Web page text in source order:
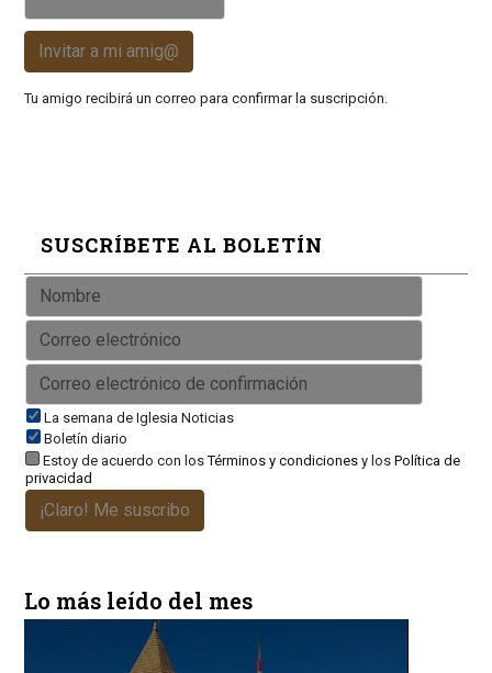
Invitar a mi amig@
Tu amigo recibirá un correo para confirmar la suscripción.
SUSCRÍBETE AL BOLETÍN
La semana de Iglesia Noticias
Boletín diario
Estoy de acuerdo con losTérminos y condicionesy los Política de
privacidad
¡Claro! Me suscribo
Lo más leído del mes